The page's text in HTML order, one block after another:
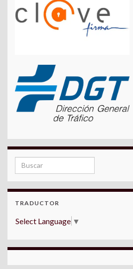
Search for:
TRADUCTOR
Select Language ▼